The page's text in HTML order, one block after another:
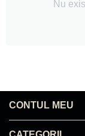
Nu
CONTUL MEU